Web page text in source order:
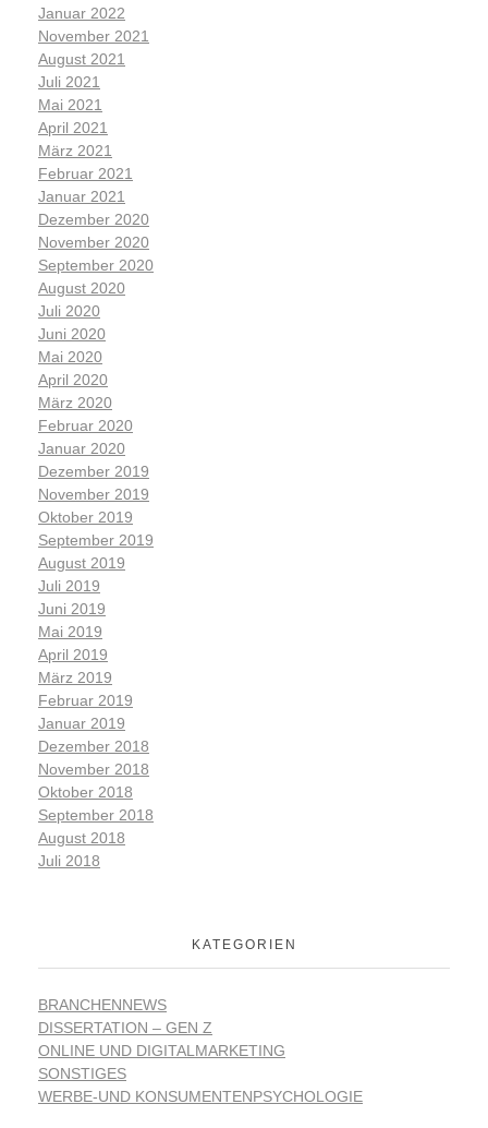
Januar 2022
November 2021
August 2021
Juli 2021
Mai 2021
April 2021
März 2021
Februar 2021
Januar 2021
Dezember 2020
November 2020
September 2020
August 2020
Juli 2020
Juni 2020
Mai 2020
April 2020
März 2020
Februar 2020
Januar 2020
Dezember 2019
November 2019
Oktober 2019
September 2019
August 2019
Juli 2019
Juni 2019
Mai 2019
April 2019
März 2019
Februar 2019
Januar 2019
Dezember 2018
November 2018
Oktober 2018
September 2018
August 2018
Juli 2018
KATEGORIEN
BRANCHENNEWS
DISSERTATION – GEN Z
ONLINE UND DIGITALMARKETING
SONSTIGES
WERBE-UND KONSUMENTENPSYCHOLOGIE